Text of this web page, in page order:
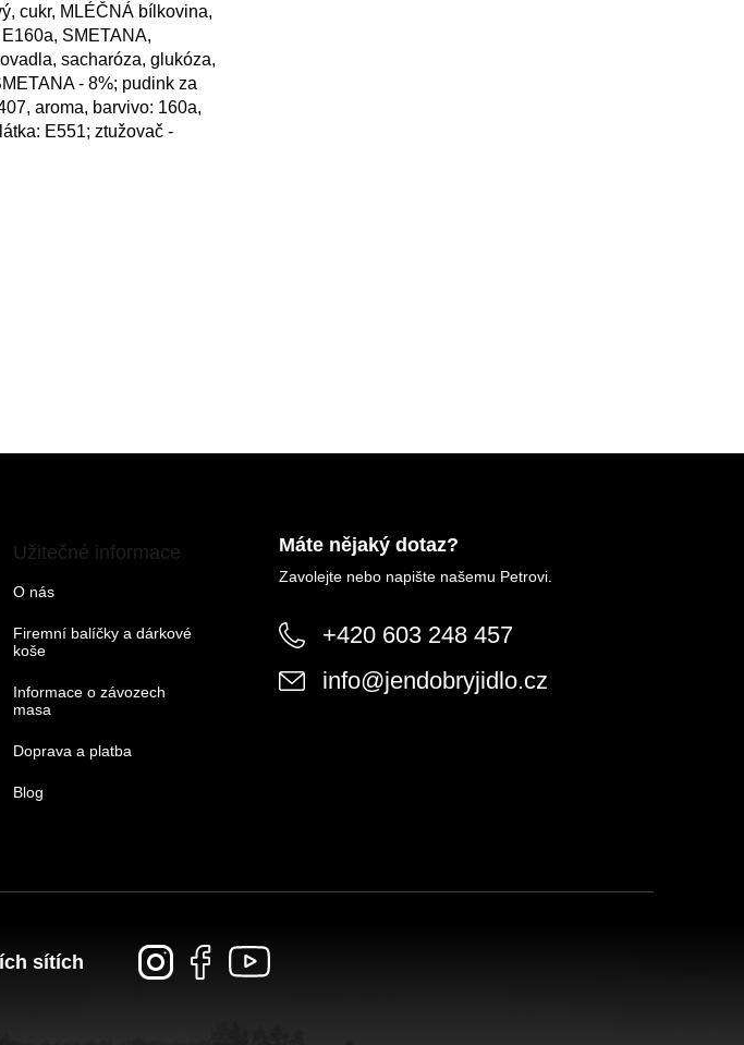
cukr, MLÉČNÁ bílkovina,
SMETANA,
sacharóza, glukóza,
- 8%; pudink za
aroma, barvivo: 160a,
E551; ztužovač -
Užitečné informace
O nás
Firemní balíčky a dárkové
koše
Informace o závozech
masa
Doprava a platba
Blog
Máte nějaký dotaz?
Zavolejte nebo napište našemu Petrovi.
+420 603 248 457
info@jendobryjidlo.cz
sítích